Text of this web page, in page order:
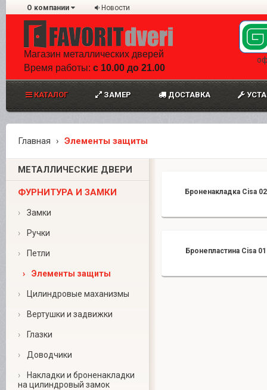
О компании Новости
Магазин металлических дверей
Время работы: с 10.00 до 21.00
КАТАЛОГ ЗАМЕР ДОСТАВКА
Главная Элементы защиты
МЕТАЛЛИЧЕСКИЕ ДВЕРИ
ФУРНИТУРА И ЗАМКИ
› Замки
› Ручки
› Петли
› Элементы защиты
› Цилиндровые маханизмы
› Вертушки и задвижки
› Глазки
› Доводчики
›
Накладки и броненакладки
на цилиндровый замок
Броненакладка Cisa 02
Бронепластина Cisa 01